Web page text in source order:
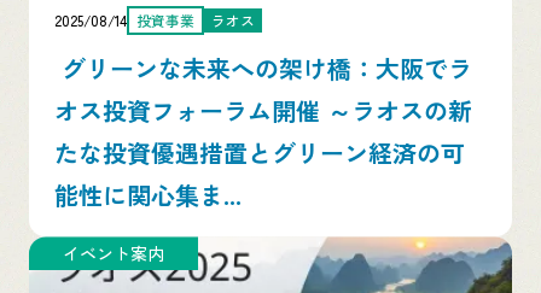
2025/08/14 投資事業 ラオス
グリーンな未来への架け橋：大阪でラ
オス投資フォーラム開催 ～ラオスの新
たな投資優遇措置とグリーン経済の可
能性に関心集ま...
イベント案内